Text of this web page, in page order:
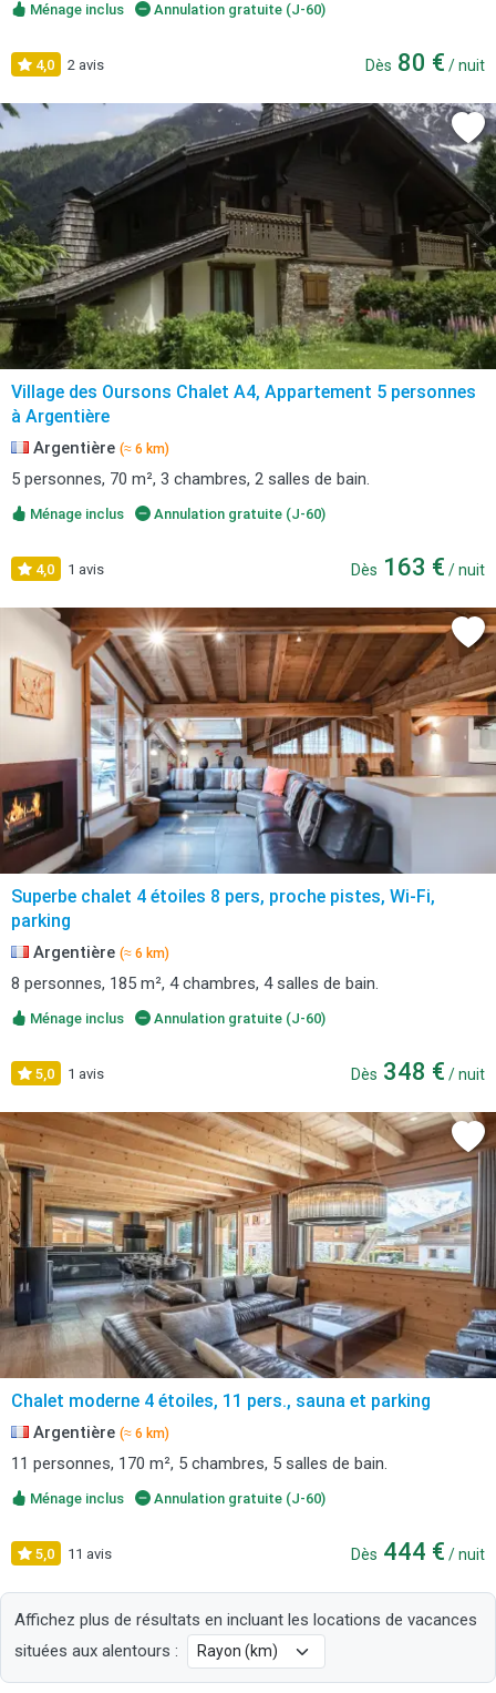
Ménage inclus Annulation gratuite (J-60)
4,0 2 avis Dès 80 € / nuit
Village des Oursons Chalet A4, Appartement 5 personnes
à Argentière
Argentière (≈ 6 km)
5 personnes, 70 m², 3 chambres, 2 salles de bain.
Ménage inclus Annulation gratuite (J-60)
4,0 1 avis Dès 163 € / nuit
Superbe chalet 4 étoiles 8 pers, proche pistes, Wi-Fi,
parking
Argentière (≈ 6 km)
8 personnes, 185 m², 4 chambres, 4 salles de bain.
Ménage inclus Annulation gratuite (J-60)
5,0 1 avis Dès 348 € / nuit
Chalet moderne 4 étoiles, 11 pers., sauna et parking
Argentière (≈ 6 km)
11 personnes, 170 m², 5 chambres, 5 salles de bain.
Ménage inclus Annulation gratuite (J-60)
5,0 11 avis Dès 444 € / nuit
Affichez plus de résultats en incluant les locations de vacances
situées aux alentours :